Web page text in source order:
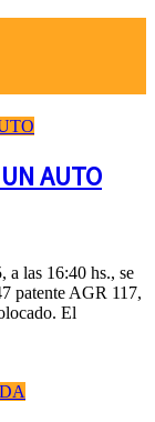
AUTO
a las 16:40 hs., se
patente AGR 117,
El